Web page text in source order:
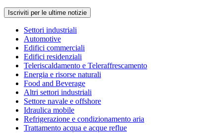
Iscriviti per le ultime notizie
Settori industriali
Automotive
Edifici commerciali
Edifici residenziali
Teleriscaldamento e Teleraffrescamento
Energia e risorse naturali
Food and Beverage
Altri settori industriali
Settore navale e offshore
Idraulica mobile
Refrigerazione e condizionamento aria
Trattamento acqua e acque reflue